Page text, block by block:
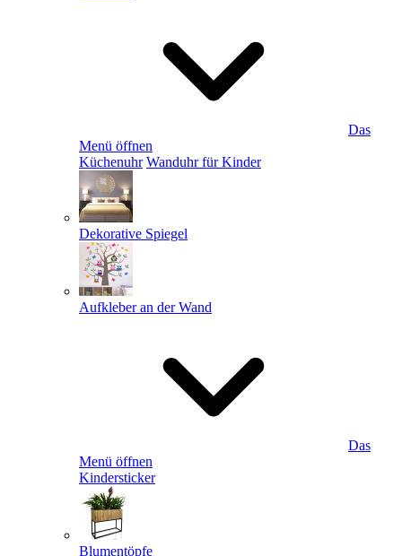
Das
Menü öffnen
Küchenuhr Wanduhr für Kinder
Dekorative Spiegel
Aufkleber an der Wand
Das
Menü öffnen
Kindersticker
Blumentöpfe